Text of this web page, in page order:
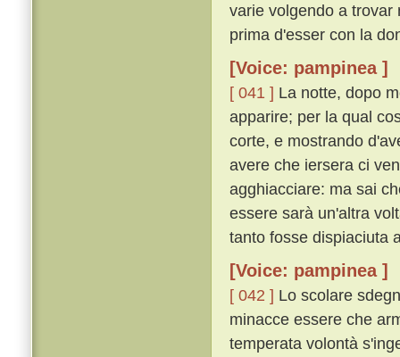
varie volgendo a trovar
prima d'esser con la
[Voice: pampinea ]
[ 041 ] La notte, dopo
apparire; per la qual
corte, e mostrando
avere che iersera ci
agghiacciare: ma sai
essere sarà un'altra
tanto fosse dispiaciuta
[Voice: pampinea ]
[ 042 ] Lo scolare
minacce essere che
temperata volontà